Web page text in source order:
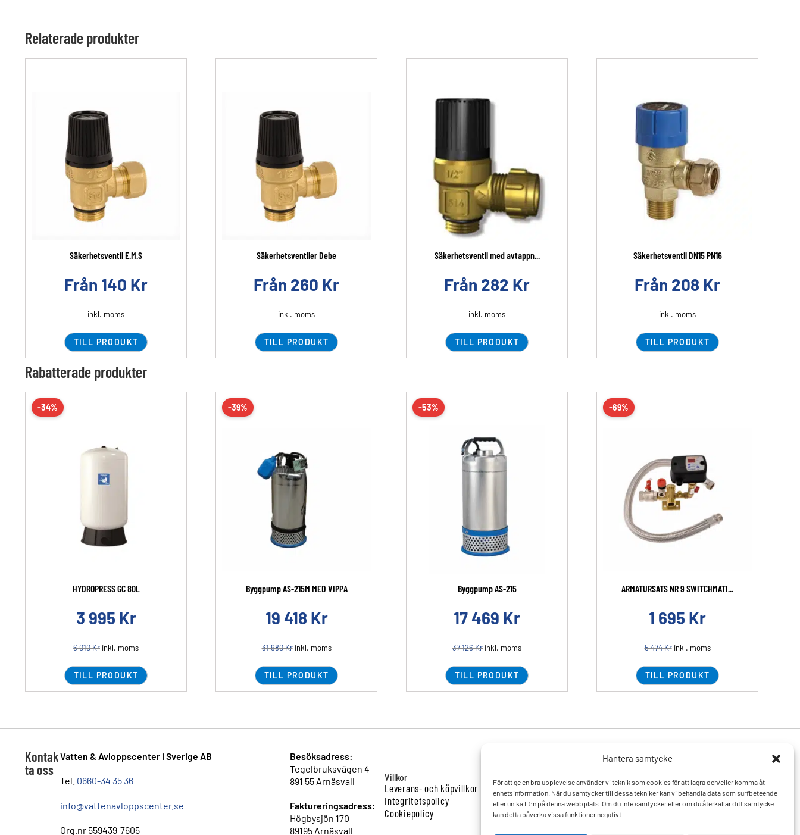
Hantera samtycke
För att ge en bra upplevelse använder vi teknik som cookies för att lagra och/eller komma åt
enhetsinformation. När du samtycker till dessa tekniker kan vi behandla data som surfbeteende
eller unika ID:n på denna webbplats. Om du inte samtycker eller om du återkallar ditt samtycke
kan detta påverka vissa funktioner negativt.
Relaterade produkter
Säkerhetsventil E.M.S
Från 140 Kr
inkl. moms
TILL PRODUKT
Säkerhetsventiler Debe
Från 260 Kr
inkl. moms
TILL PRODUKT
Säkerhetsventil med avtappn...
Från 282 Kr
inkl. moms
TILL PRODUKT
Säkerhetsventil DN15 PN16
Från 208 Kr
inkl. moms
TILL PRODUKT
Rabatterade produkter
-34%
HYDROPRESS GC 80L
3 995 Kr
6 010Kr inkl. moms
TILL PRODUKT
-39%
Byggpump AS-215M MED VIPPA
19 418 Kr
31 980Krinkl. moms
TILL PRODUKT
-53%
Byggpump AS-215
17 469 Kr
37 126Kr inkl. moms
TILL PRODUKT
-69%
ARMATURSATS NR 9 SWITCHMATI...
1 695 Kr
5 474Krinkl. moms
TILL PRODUKT
Kontak
ta oss
Vatten & Avloppscenter i Sverige AB
Tel. 0660-34 35 36
info@vattenavloppscenter.se
Org.nr 559439-7605
Besöksadress:
Tegelbruksvägen 4
891 55 Arnäsvall
Faktureringsadress:
Högbysjön 170
89195 Arnäsvall
Villkor
Leverans- och köpvillkor
Integritetspolicy
Cookiepolicy
Produkter
Varumärken
Mitt konto
Resurser
Vanliga frågor och svar
Kontakta oss
Hitta till oss